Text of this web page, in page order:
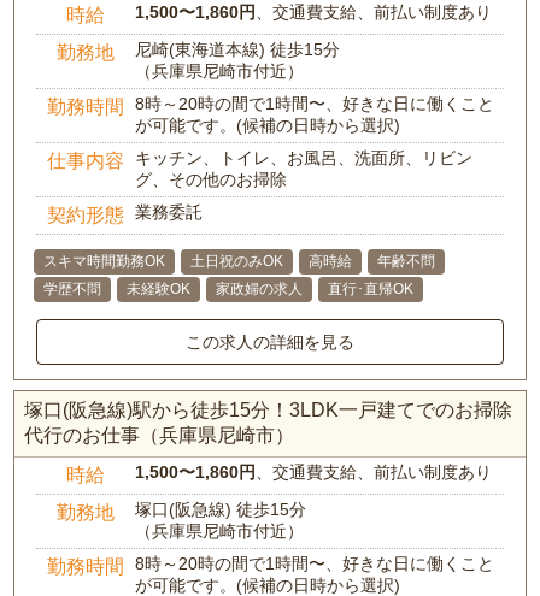
時給 1,500〜1,860円 、交通費支給、前払い制度あり
勤務地
尼崎(東海道本線) 徒歩15分
（兵庫県尼崎市付近）
勤務時間
8時～20時の間で1時間〜、好きな日に働くこと
が可能です。(候補の日時から選択)
仕事内容
キッチン、トイレ、お風呂、洗面所、リビン
グ、その他のお掃除
契約形態 業務委託
スキマ時間勤務OK 土日祝のみOK 高時給
年齢不問
学歴不問
未経験OK 家政婦の求人 直行･直帰OK
この求人の詳細を見る
塚口(阪急線)駅から徒歩15分！3LDK一戸建てでのお掃除
代行のお仕事（兵庫県尼崎市）
時給 1,500〜1,860円 、交通費支給、前払い制度あり
勤務地
塚口(阪急線) 徒歩15分
（兵庫県尼崎市付近）
勤務時間
8時～20時の間で1時間〜、好きな日に働くこと
が可能です。(候補の日時から選択)